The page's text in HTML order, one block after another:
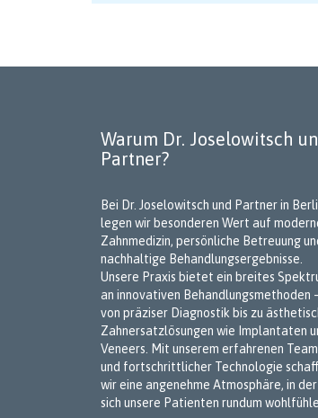
Warum Dr. Joselowitsch
Partner?
Bei Dr. Joselowitsch und Partner in
legen wir besonderen Wert auf
Zahnmedizin, persönliche Betreuung
nachhaltige Behandlungsergebnisse.
Unsere Praxis bietet ein breites
an innovativen Behandlungsmethoden
von präziser Diagnostik bis zu
Zahnersatzlösungen wie Implantaten
Veneers. Mit unserem erfahrenen Team
und fortschrittlicher Technologie
wir eine angenehme Atmosphäre, in der
sich unsere Patienten rundum